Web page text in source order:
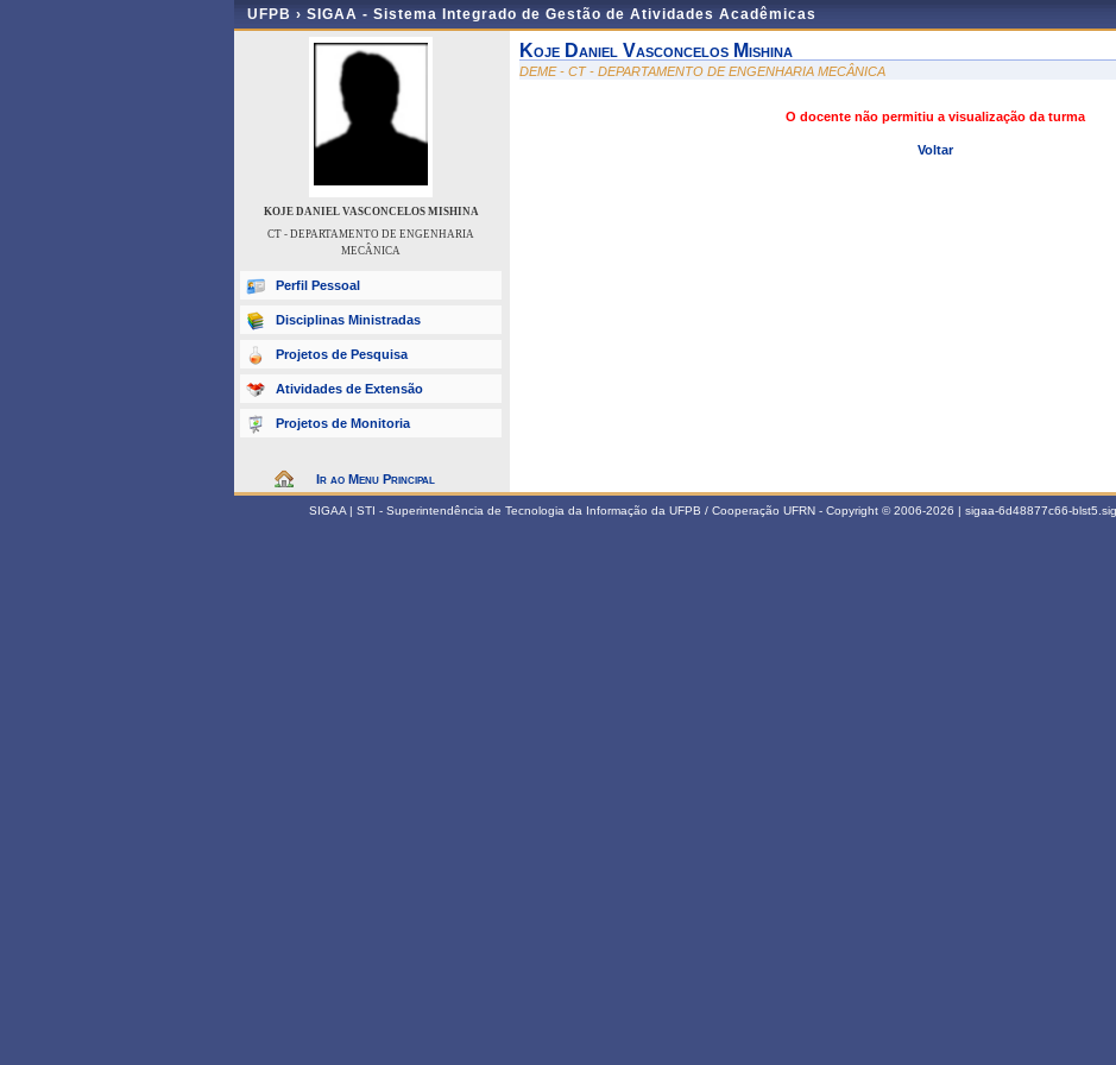
UFPB › SIGAA - Sistema Integrado de Gestão de Atividades Acadêmicas
KOJE DANIEL VASCONCELOS MISHINA
CT - DEPARTAMENTO DE ENGENHARIA
MECÂNICA
Perfil Pessoal
Disciplinas Ministradas
Projetos de Pesquisa
Atividades de Extensão
Projetos de Monitoria
Ir ao Menu Principal
Koje Daniel Vasconcelos Mishina
DEME - CT - DEPARTAMENTO DE ENGENHARIA MECÂNICA
O docente não permitiu a visualização da turma
Voltar
SIGAA | STI - Superintendência de Tecnologia da Informação da UFPB / Cooperação UFRN - Copyright © 2006-2026 | sigaa-6d48877c66-